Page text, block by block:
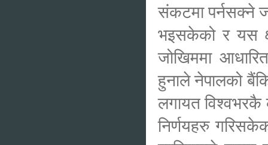
संकटमा पर्नसक्ने
भइसकेको र यस
जोखिममा
हुनाले नेपालको
लगायत विश्वभरकै
निर्णयहरु